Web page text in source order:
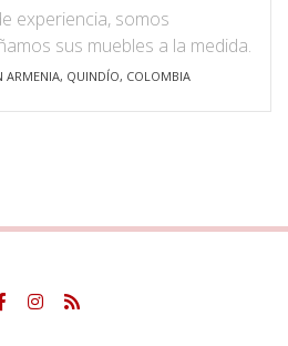
experiencia, somos
sus muebles a la medida.
ARMENIA, QUINDÍO, COLOMBIA